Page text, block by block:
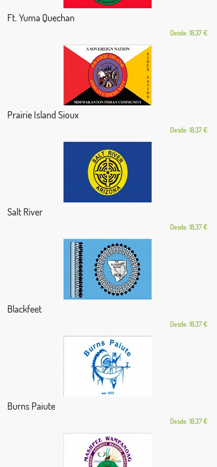
Ft. Yuma Quechan
Desde: 18,37 €
Prairie Island Sioux
Desde: 18,37 €
Salt River
Desde: 18,37 €
Blackfeet
Desde: 18,37 €
Burns Paiute
Desde: 18,37 €